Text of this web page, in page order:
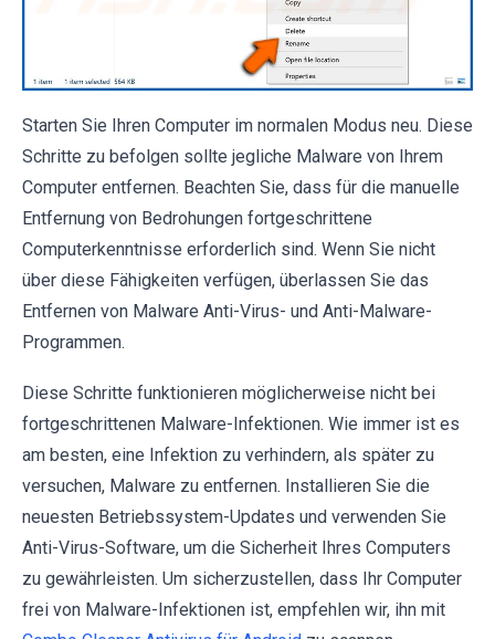
Starten Sie Ihren Computer im normalen Modus neu. Diese
Schritte zu befolgen sollte jegliche Malware von Ihrem
Computer entfernen. Beachten Sie, dass für die manuelle
Entfernung von Bedrohungen fortgeschrittene
Computerkenntnisse erforderlich sind. Wenn Sie nicht
über diese Fähigkeiten verfügen, überlassen Sie das
Entfernen von Malware Anti-Virus- und Anti-Malware-
Programmen.
Diese Schritte funktionieren möglicherweise nicht bei
fortgeschrittenen Malware-Infektionen. Wie immer ist es
am besten, eine Infektion zu verhindern, als später zu
versuchen, Malware zu entfernen. Installieren Sie die
neuesten Betriebssystem-Updates und verwenden Sie
Anti-Virus-Software, um die Sicherheit Ihres Computers
zu gewährleisten. Um sicherzustellen, dass Ihr Computer
frei von Malware-Infektionen ist, empfehlen wir, ihn mit